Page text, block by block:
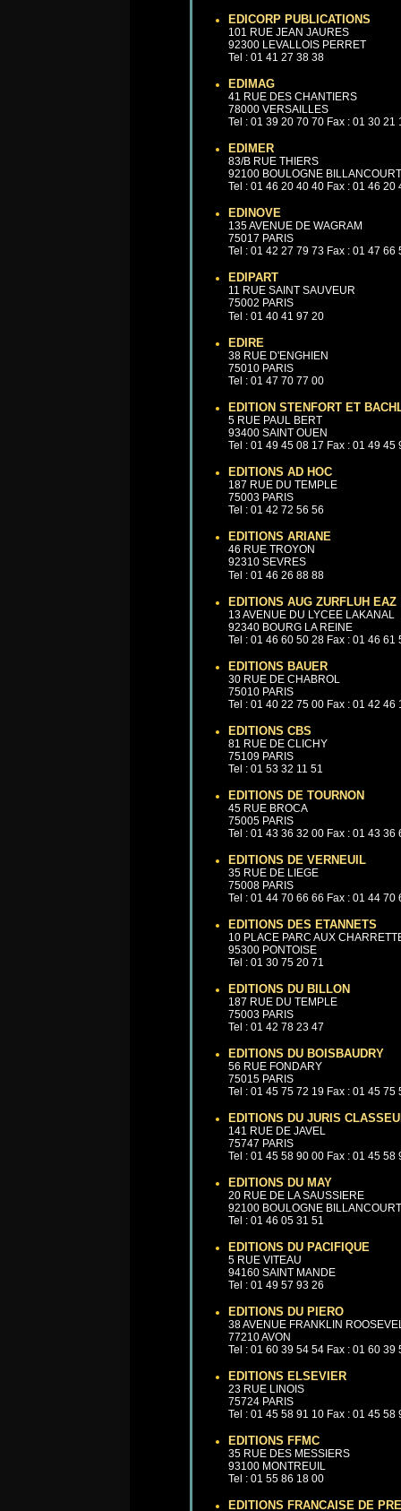
EDICORP PUBLICATIONS
101 RUE JEAN JAURES
92300 LEVALLOIS PERRET
Tel : 01 41 27 38 38
EDIMAG
41 RUE DES CHANTIERS
78000 VERSAILLES
Tel : 01 39 20 70 70 Fax : 01 30 21
EDIMER
83/B RUE THIERS
92100 BOULOGNE BILLANCOURT
Tel : 01 46 20 40 40 Fax : 01 46 20
EDINOVE
135 AVENUE DE WAGRAM
75017 PARIS
Tel : 01 42 27 79 73 Fax : 01 47 66
EDIPART
11 RUE SAINT SAUVEUR
75002 PARIS
Tel : 01 40 41 97 20
EDIRE
38 RUE D'ENGHIEN
75010 PARIS
Tel : 01 47 70 77 00
EDITION STENFORT ET
5 RUE PAUL BERT
93400 SAINT OUEN
Tel : 01 49 45 08 17 Fax : 01 49 45
EDITIONS AD HOC
187 RUE DU TEMPLE
75003 PARIS
Tel : 01 42 72 56 56
EDITIONS ARIANE
46 RUE TROYON
92310 SEVRES
Tel : 01 46 26 88 88
EDITIONS AUG ZURFLUH EAZ
13 AVENUE DU LYCEE LAKANAL
92340 BOURG LA REINE
Tel : 01 46 60 50 28 Fax : 01 46 61
EDITIONS BAUER
30 RUE DE CHABROL
75010 PARIS
Tel : 01 40 22 75 00 Fax : 01 42 46
EDITIONS CBS
81 RUE DE CLICHY
75109 PARIS
Tel : 01 53 32 11 51
EDITIONS DE TOURNON
45 RUE BROCA
75005 PARIS
Tel : 01 43 36 32 00 Fax : 01 43 36
EDITIONS DE VERNEUIL
35 RUE DE LIEGE
75008 PARIS
Tel : 01 44 70 66 66 Fax : 01 44 70
EDITIONS DES ETANNETS
10 PLACE PARC AUX
95300 PONTOISE
Tel : 01 30 75 20 71
EDITIONS DU BILLON
187 RUE DU TEMPLE
75003 PARIS
Tel : 01 42 78 23 47
EDITIONS DU BOISBAUDRY
56 RUE FONDARY
75015 PARIS
Tel : 01 45 75 72 19 Fax : 01 45 75
EDITIONS DU JURIS
141 RUE DE JAVEL
75747 PARIS
Tel : 01 45 58 90 00 Fax : 01 45 58
EDITIONS DU MAY
20 RUE DE LA SAUSSIERE
92100 BOULOGNE BILLANCOURT
Tel : 01 46 05 31 51
EDITIONS DU PACIFIQUE
5 RUE VITEAU
94160 SAINT MANDE
Tel : 01 49 57 93 26
EDITIONS DU PIERO
38 AVENUE FRANKLIN
77210 AVON
Tel : 01 60 39 54 54 Fax : 01 60 39
EDITIONS ELSEVIER
23 RUE LINOIS
75724 PARIS
Tel : 01 45 58 91 10 Fax : 01 45 58
EDITIONS FFMC
35 RUE DES MESSIERS
93100 MONTREUIL
Tel : 01 55 86 18 00
EDITIONS FRANCAISE DE